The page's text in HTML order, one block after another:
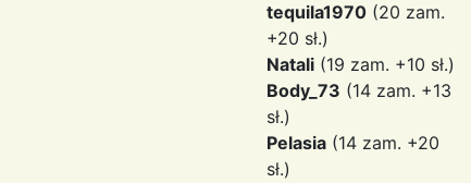
tequila1970 (20 zam.
+20 sł.)
Natali (19 zam. +10 sł.)
Body_73 (14 zam. +13
sł.)
Pelasia (14 zam. +20
sł.)